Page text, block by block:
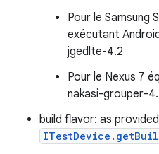
Pour le Samsung
exécutant
jgedlte-4.2
Pour le Nexus 7
nakasi-grouper-
build flavor: as